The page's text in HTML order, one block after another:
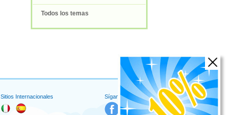
Todos los temas
Síganos en
Sitios Internacionales